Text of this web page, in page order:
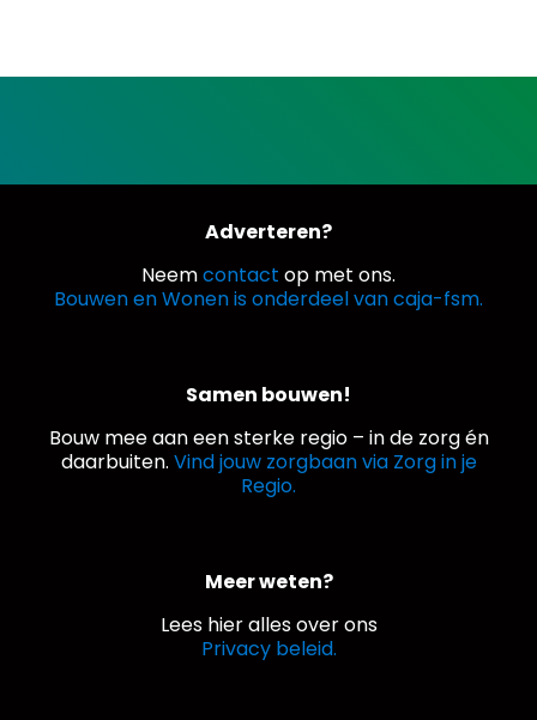
Adverteren?
Neemcontact op met ons.
Bouwen en Wonen is onderdeel van caja-fsm.
Samen bouwen!
Bouw mee aan een sterke regio – in de zorg én
daarbuiten. Vind jouw zorgbaan via Zorg in je
Regio.
Meer weten?
Lees hier alles over ons
Privacy beleid.